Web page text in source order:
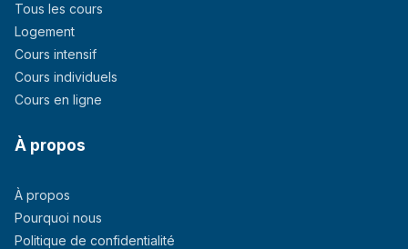
Tous les cours
Logement
Cours intensif
Cours individuels
Cours en ligne
À propos
À propos
Pourquoi nous
Politique de confidentialité